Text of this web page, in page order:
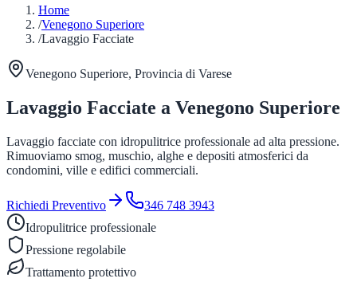
Home
/Venegono Superiore
/Lavaggio Facciate
Venegono Superiore, Provincia di Varese
Lavaggio Facciate a Venegono Superiore
Lavaggio facciate con idropulitrice professionale ad alta pressione.
Rimuoviamo smog, muschio, alghe e depositi atmosferici da
condomini, ville e edifici commerciali.
Richiedi Preventivo
346 748 3943
Idropulitrice professionale
Pressione regolabile
Trattamento protettivo